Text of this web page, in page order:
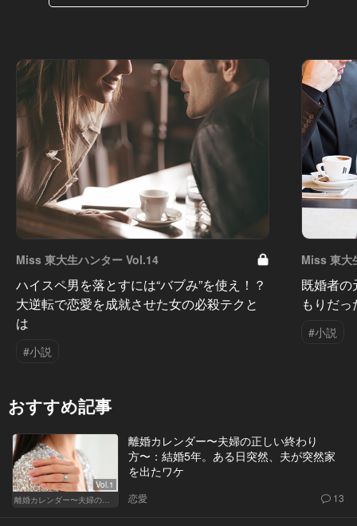
Miss 東大生ハンター Vol.14
ハイスペ男を落とすには“バブみ”を使え！？
大逆転で恋愛を成就させた女の必殺テクと
は
#小説
Miss 東大
既婚者
もりだ
#小説
おすすめ記事
Vol.1
離婚カレンダー〜夫婦の正しい終わり方〜
離婚カレンダー〜夫婦の正しい終わり
方〜：結婚5年。ある日突然、夫が突然家
を出たワケ
恋愛 13